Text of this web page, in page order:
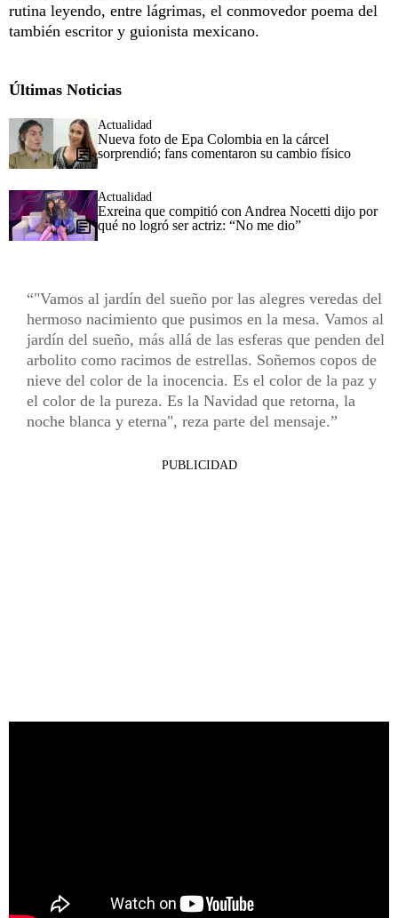
rutina leyendo, entre lágrimas, el conmovedor poema del
también escritor y guionista mexicano.
Últimas Noticias
Actualidad
Nueva foto de Epa Colombia en la cárcel
sorprendió; fans comentaron su cambio físico
Actualidad
Exreina que compitió con Andrea Nocetti dijo por
qué no logró ser actriz: “No me dio”
"Vamos al jardín del sueño por las alegres veredas del
hermoso nacimiento que pusimos en la mesa. Vamos al
jardín del sueño, más allá de las esferas que penden del
arbolito como racimos de estrellas. Soñemos copos de
nieve del color de la inocencia. Es el color de la paz y
el color de la pureza. Es la Navidad que retorna, la
noche blanca y eterna", reza parte del mensaje.
PUBLICIDAD